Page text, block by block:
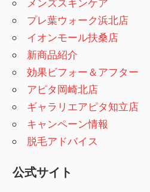
メンズスキンケア
プレ葉ウォーク浜北店
イオンモール扶桑店
新商品紹介
効果ビフォー＆アフター
アピタ岡崎北店
ギャラリエアピタ知立店
キャンペーン情報
脱毛アドバイス
公式サイト